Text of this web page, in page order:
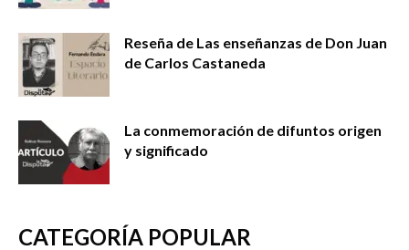
Reseña de Las enseñanzas de Don Juan
de Carlos Castaneda
La conmemoración de difuntos origen
y significado
CATEGORÍA POPULAR